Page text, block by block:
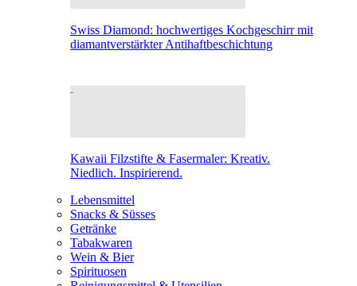
Swiss Diamond: hochwertiges Kochgeschirr mit
diamantverstärkter Antihaftbeschichtung
Kawaii Filzstifte & Fasermaler: Kreativ.
Niedlich. Inspirierend.
Lebensmittel
Snacks & Süsses
Getränke
Tabakwaren
Wein & Bier
Spirituosen